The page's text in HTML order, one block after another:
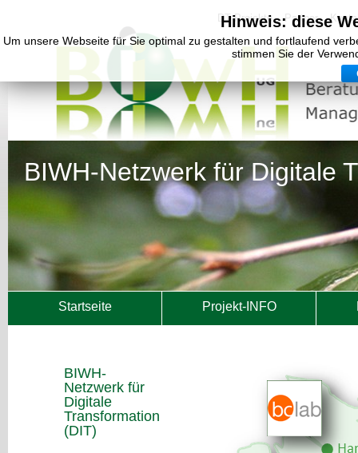
DT Projekte Partner
Hinweis: diese
Um unsere Webseite für Sie optimal zu gestalten und fortlaufend
stimmen Sie der
BIWH-Netzwerk für Digitale
Startseite Projekt-INFO
BIWH-
Netzwerk für
Digitale
Transformation
(DIT)